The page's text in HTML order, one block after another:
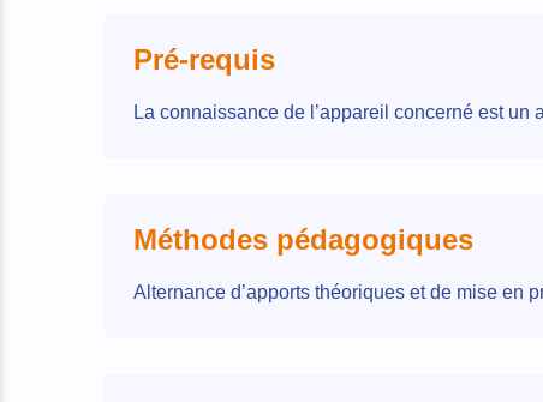
Pré-requis
La connaissance de l’appareil concerné est un
Méthodes pédagogiques
Alternance d’apports théoriques et de mise en